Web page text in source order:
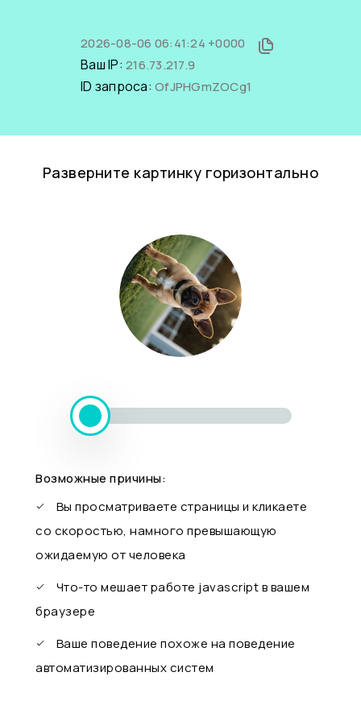
2026-08-06 06:41:24 +0000
Ваш IP: 216.73.217.9
ID запроса: OfJPHGmZOCg1
Разверните картинку горизонтально
Возможные причины:
Вы просматриваете страницы и кликаете
со скоростью, намного превышающую
ожидаемую от человека
Что-то мешает работе javascript в вашем
браузере
Ваше поведение похоже на поведение
автоматизированных систем